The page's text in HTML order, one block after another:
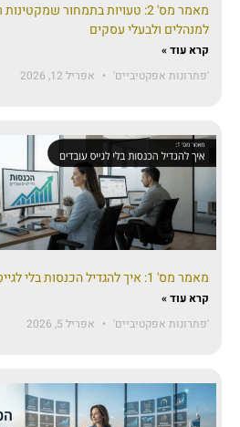
מאמר מס' 2: טעויות בתמחור
למנהלים ולבעלי עסקים
קרא עוד »
'פתרונות אפקטיביים'
אפריל 12, 2026
מאמר מס' 1: איך להגדיל הכנסות בלי לגייס עובדים
קרא עוד »
'פתרונות אפקטיביים'
אפריל 5, 2026